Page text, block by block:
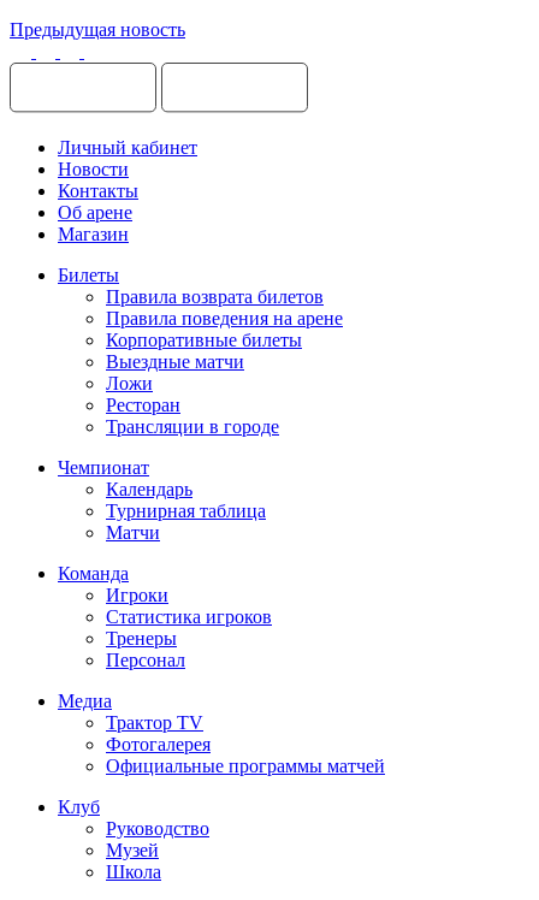
Предыдущая новость
Личный кабинет
Новости
Контакты
Об арене
Магазин
Билеты
Правила возврата билетов
Правила поведения на арене
Корпоративные билеты
Выездные матчи
Ложи
Ресторан
Трансляции в городе
Чемпионат
Календарь
Турнирная таблица
Матчи
Команда
Игроки
Статистика игроков
Тренеры
Персонал
Медиа
Трактор TV
Фотогалерея
Официальные программы матчей
Клуб
Руководство
Музей
Школа